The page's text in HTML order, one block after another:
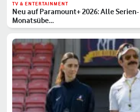
TV & ENTERTAINMENT
Neu auf Paramount+ 2026: Alle
Monatsübe…